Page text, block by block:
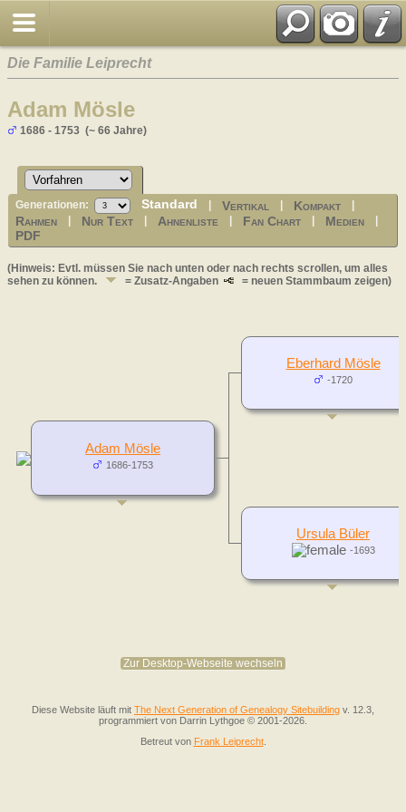
Die Familie Leiprecht
Adam Mösle
1686 - 1753 (~ 66 Jahre)
Generationen: Standard |Vertikal Kompakt
Rahmen Nur Text Ahnenliste Fan Chart Medien
PDF
(Hinweis: Evtl. müssen Sie nach unten oder nach rechts scrollen, um alles
sehen zu können.
= Zusatz-Angaben = neuen Stammbaum zeigen)
Adam Mösle
1686-1753
Eberhard Mösle
-1720
Ursula Büler
-1693
Zur Desktop-Webseite wechseln
Diese Website läuft mit The Next Generation of Genealogy Sitebuilding v. 12.3,
programmiert von Darrin Lythgoe © 2001-2026.
Betreut von Frank Leiprecht.